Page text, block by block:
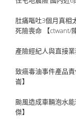
肚痛嘔吐3個月真
死險喪命 【ctwant/陳
產險經紀人與直接
致癌毒油事件產品
崙】
颱風造成車輛泡水
傑】